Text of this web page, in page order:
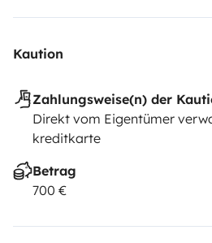
Kaution
Zahlungsweise(n) der
Direkt vom Eigentümer
kreditkarte
Betrag
700 €